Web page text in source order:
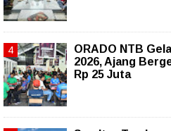
ORADO NTB
2026, Ajang
Rp 25 Juta